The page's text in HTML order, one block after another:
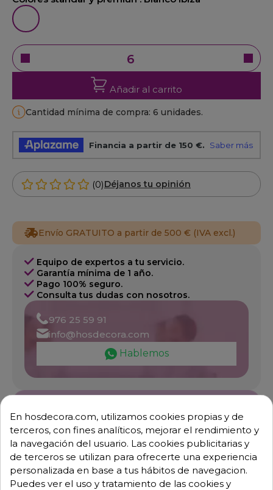
Blanco Ibiza
Añadir al carrito
Cantidad mínima de compra: 6 unidades.
(0)Déjanos tu opinión
Envío GRATUITO a partir de 500 € (IVA excl.)
Equipo de expertos a tu servicio.
Garantía mínima de 1 año.
Pago 100% seguro.
Consulta tus dudas con nosotros.
976 25 59 91
info@hosdecora.com
Hablemos
En hosdecora.com, utilizamos cookies propias y de
terceros, con fines analíticos, mejorar el rendimiento y
la navegación del usuario. Las cookies publicitarias y
de terceros se utilizan para ofrecerte una experiencia
personalizada en base a tus hábitos de navegacion.
Puedes ver el uso y tratamiento de las cookies y